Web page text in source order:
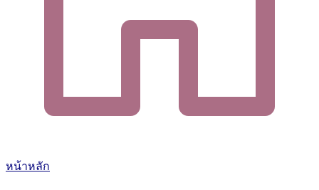
หน้าหลัก